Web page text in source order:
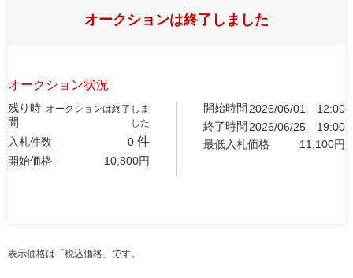
オークションは終了しました
オークション状況
残り時
間
オークションは終了しま
した
入札件数 0 件
開始価格 10,800円
開始時間 2026/06/01
12:00
終了時間 2026/06/25
19:00
最低入札価格
11,100円
表示価格は「税込価格」です。